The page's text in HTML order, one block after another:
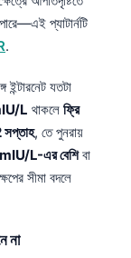
প্যাটার্নটি
.
যতটা
L থাকলে ফ্রি
, তে পুনরায়
L-এর বেশিবা
সীমা বদলে
না